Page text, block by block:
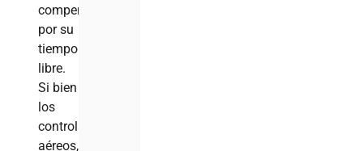
compensación
por su
tiempo
libre.
Si bien
los
controladores
aéreos,